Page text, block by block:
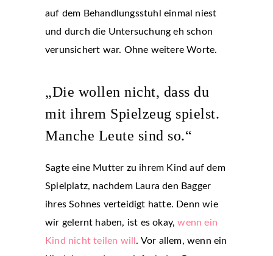
auf dem Behandlungsstuhl einmal niest
und durch die Untersuchung eh schon
verunsichert war. Ohne weitere Worte.
„Die wollen nicht, dass du
mit ihrem Spielzeug spielst.
Manche Leute sind so.“
Sagte eine Mutter zu ihrem Kind auf dem
Spielplatz, nachdem Laura den Bagger
ihres Sohnes verteidigt hatte. Denn wie
wir gelernt haben, ist es okay,wenn ein
Kind nicht teilen will . Vor allem, wenn ein